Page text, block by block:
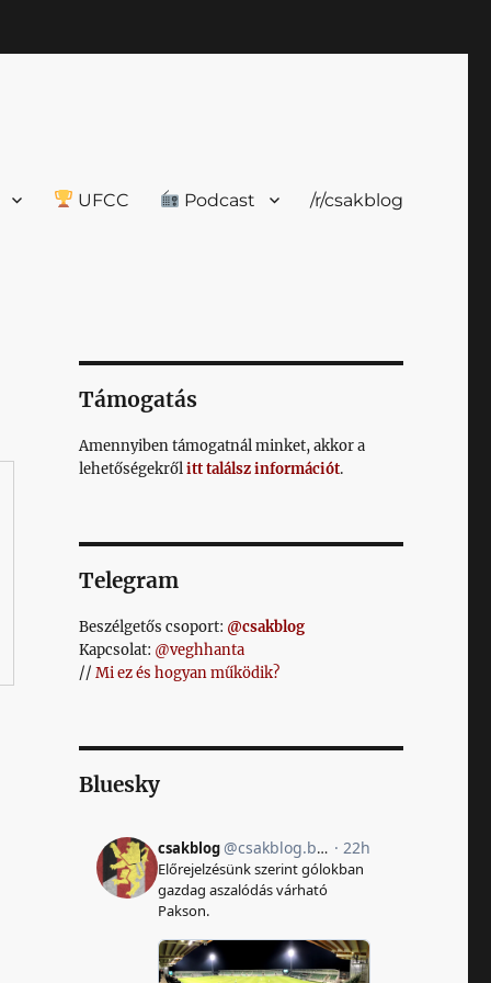
UFCC Podcast /r/csakblog
Támogatás
Amennyiben támogatnál minket, akkor a
lehetőségekrőlitt találsz információt.
Telegram
Beszélgetős csoport: @csakblog
Kapcsolat: @veghhanta
// Mi ez és hogyan működik?
Bluesky